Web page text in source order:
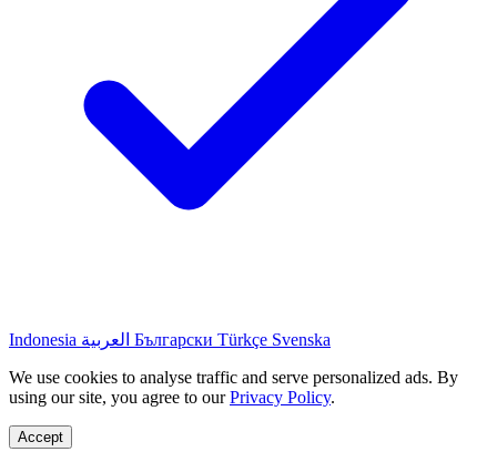
Indonesia العربية Български Türkçe Svenska
We use cookies to analyse traffic and serve personalized ads. By
using our site, you agree to ourPrivacy Policy.
Accept